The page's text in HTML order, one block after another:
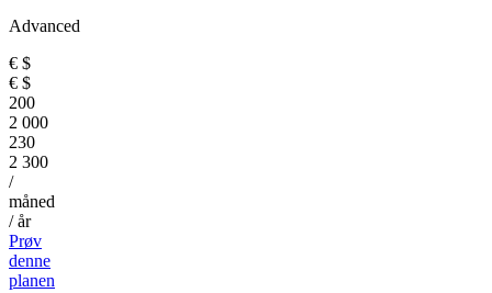
Advanced
€ $
€ $
200
2 000
230
2 300
/
måned
/ år
Prøv
denne
planen